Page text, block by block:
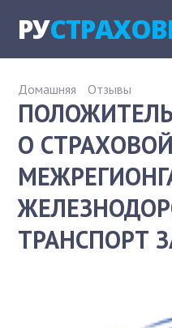
РУ
Домашняя Отзывы
О
ТРАНСПОРТ